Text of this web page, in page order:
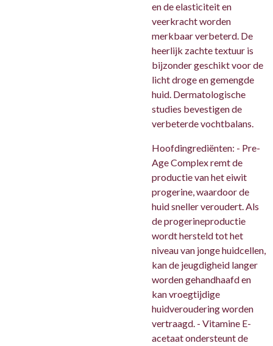
en de elasticiteit en
veerkracht worden
merkbaar verbeterd. De
heerlijk zachte textuur is
bijzonder geschikt voor de
licht droge en gemengde
huid. Dermatologische
studies bevestigen de
verbeterde vochtbalans.
Hoofdingrediënten: - Pre-
Age Complex remt de
productie van het eiwit
progerine, waardoor de
huid sneller veroudert. Als
de progerineproductie
wordt hersteld tot het
niveau van jonge huidcellen,
kan de jeugdigheid langer
worden gehandhaafd en
kan vroegtijdige
huidveroudering worden
vertraagd. - Vitamine E-
acetaat ondersteunt de